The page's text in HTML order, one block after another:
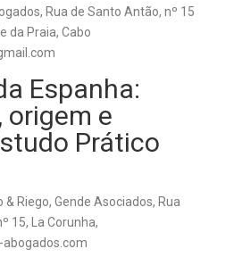
Rua de Santo Antão, nº 15
da Praia, Cabo
& Riego, Gende Asociados, Rua
15, La Corunha,